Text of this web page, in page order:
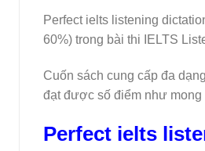
Perfect ielts listening
60%) trong bài thi IELTS
Cuốn sách cung cấp đa
đạt được số điểm như mong
Perfect ielts